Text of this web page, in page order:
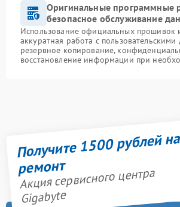
Оригинальные программные
безопасное обслуживание
Использование официальных прошивок
аккуратная работа с
резервное копирование,
восстановление информации при
Получите 1500 рублей на
ремонт
Акция сервисного центра
Gigabyte